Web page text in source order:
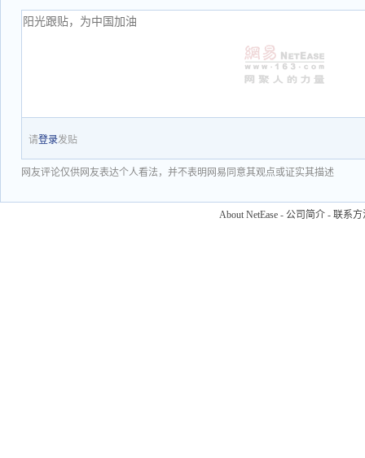
请登录发贴
网友评论仅供网友表达个人看法，并不表明网易同意其观点或证实其描述
About NetEase - 公司简介 - 联系方